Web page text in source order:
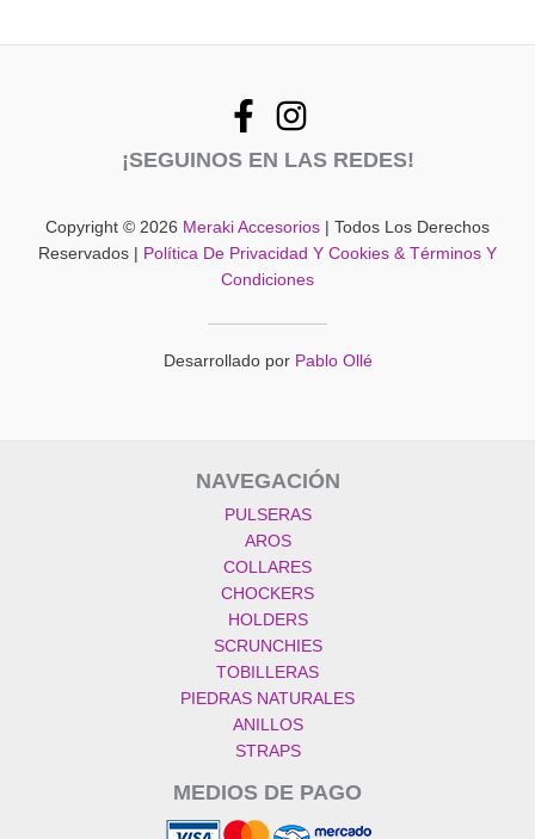
¡SEGUINOS EN LAS REDES!
Copyright © 2026 Meraki Accesorios | Todos Los Derechos
Reservados |
Política De Privacidad Y Cookies & Términos Y
Condiciones
Desarrollado por Pablo Ollé
NAVEGACIÓN
PULSERAS
AROS
COLLARES
CHOCKERS
HOLDERS
SCRUNCHIES
TOBILLERAS
PIEDRAS NATURALES
ANILLOS
STRAPS
MEDIOS DE PAGO